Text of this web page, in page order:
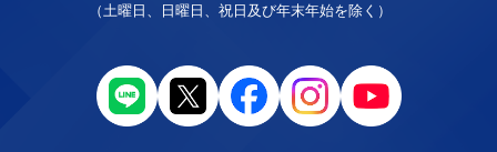
（土曜日、日曜日、祝日及び年末年始を除く）